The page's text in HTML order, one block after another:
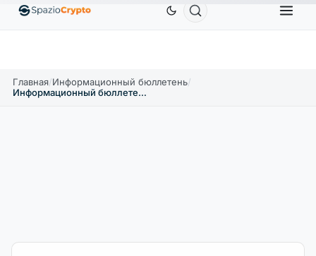
↑1.10% EthereumETH1 880,58 $ TetherUSDT BNB
Главная/Информационный бюллетень/
Информационный бюллетень №71